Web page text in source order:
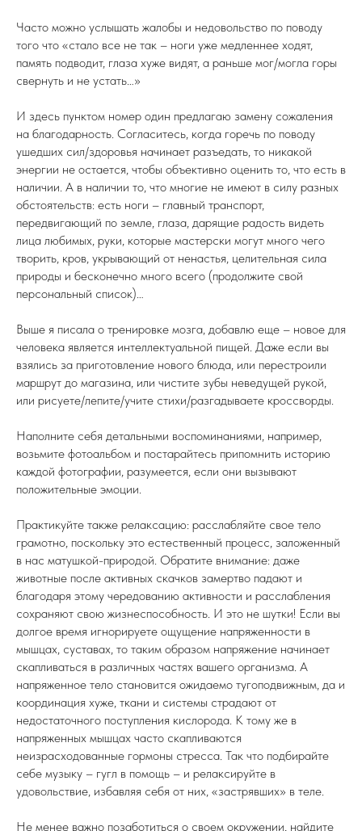
Часто можно услышать жалобы и недовольство по поводу
того что «стало все не так – ноги уже медленнее ходят,
память подводит, глаза хуже видят, а раньше мог/могла горы
свернуть и не устать…»
И здесь пунктом номер один предлагаю замену сожаления
на благодарность. Согласитесь, когда горечь по поводу
ушедших сил/здоровья начинает разъедать, то никакой
энергии не остается, чтобы объективно оценить то, что есть в
наличии. А в наличии то, что многие не имеют в силу разных
обстоятельств: есть ноги – главный транспорт,
передвигающий по земле, глаза, дарящие радость видеть
лица любимых, руки, которые мастерски могут много чего
творить, кров, укрывающий от ненастья, целительная сила
природы и бесконечно много всего (продолжите свой
персональный список)…
Выше я писала о тренировке мозга, добавлю еще – новое для
человека является интеллектуальной пищей. Даже если вы
взялись за приготовление нового блюда, или перестроили
маршрут до магазина, или чистите зубы неведущей рукой,
или рисуете/лепите/учите стихи/разгадываете кроссворды.
Наполните себя детальными воспоминаниями, например,
возьмите фотоальбом и постарайтесь припомнить историю
каждой фотографии, разумеется, если они вызывают
положительные эмоции.
Практикуйте также релаксацию: расслабляйте свое тело
грамотно, поскольку это естественный процесс, заложенный
в нас матушкой-природой. Обратите внимание: даже
животные после активных скачков замертво падают и
благодаря этому чередованию активности и расслабления
сохраняют свою жизнеспособность. И это не шутки! Если вы
долгое время игнорируете ощущение напряженности в
мышцах, суставах, то таким образом напряжение начинает
скапливаться в различных частях вашего организма. А
напряженное тело становится ожидаемо тугоподвижным, да и
координация хуже, ткани и системы страдают от
недостаточного поступления кислорода. К тому же в
напряженных мышцах часто скапливаются
неизрасходованные гормоны стресса. Так что подбирайте
себе музыку – гугл в помощь – и релаксируйте в
удовольствие, избавляя себя от них, «застрявших» в теле.
Не менее важно позаботиться о своем окружении, найдите